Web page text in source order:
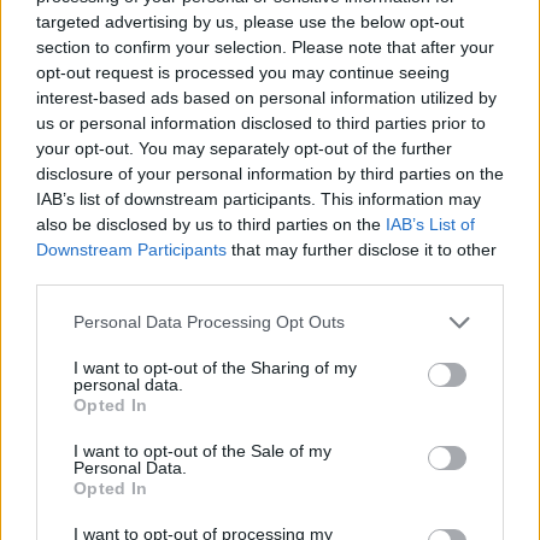
targeted advertising by us, please use the below opt-out
section to confirm your selection. Please note that after your
opt-out request is processed you may continue seeing
interest-based ads based on personal information utilized by
us or personal information disclosed to third parties prior to
your opt-out. You may separately opt-out of the further
disclosure of your personal information by third parties on the
IAB’s list of downstream participants. This information may
also be disclosed by us to third parties on the IAB’s List of
Downstream Participants that may further disclose it to other
Personal Data Processing Opt Outs
I want to opt-out of the Sharing of my
personal data.
Opted In
I want to opt-out of the Sale of my
Personal Data.
Opted In
I want to opt-out of processing my
PIÙ INFORMAZIONI SU
antonino mazzone
nicola mumoli
LEGGI GLI ALTRI ARTICOLI DI
LEGNANO
Selezioniamo per te
Il meglio di